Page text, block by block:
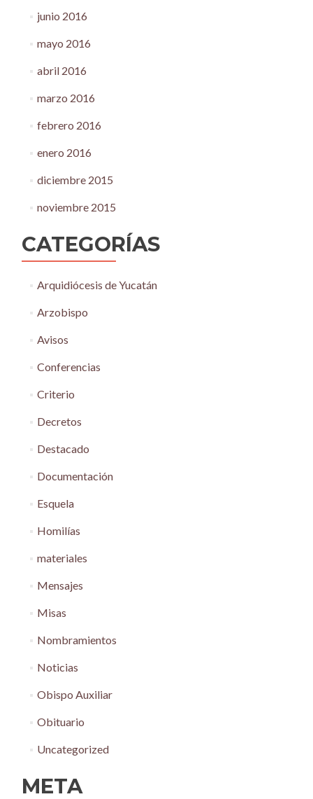
junio 2016
mayo 2016
abril 2016
marzo 2016
febrero 2016
enero 2016
diciembre 2015
noviembre 2015
CATEGORÍAS
Arquidiócesis de Yucatán
Arzobispo
Avisos
Conferencias
Criterio
Decretos
Destacado
Documentación
Esquela
Homilías
materiales
Mensajes
Misas
Nombramientos
Noticias
Obispo Auxiliar
Obituario
Uncategorized
META